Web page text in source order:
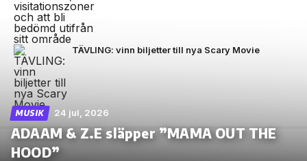
TÄVLING: vinn biljetter till nya Scary Movie
MUSIK 24 jul, 2026
ADAAM & Z.E släpper ”MAMA OUT THE
HOOD”